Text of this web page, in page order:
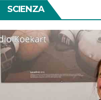
SCIENZA